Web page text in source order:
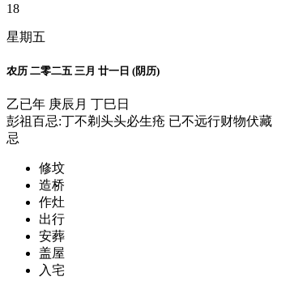
18
星期五
农历 二零二五 三月 廿一日 (阴历)
乙已年 庚辰月 丁巳日
彭祖百忌:丁不剃头头必生疮 已不远行财物伏藏
忌
修坟
造桥
作灶
出行
安葬
盖屋
入宅